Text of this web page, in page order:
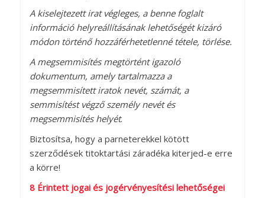
A kiselejtezett irat végleges, a benne foglalt
információ helyreállításának lehetőségét kizáró
módon történő hozzáférhetetlenné tétele, törlése.
A megsemmisítés megtörtént igazoló
dokumentum, amely tartalmazza a
megsemmisített iratok nevét, számát, a
semmisítést végző személy nevét és
megsemmisítés helyét.
Biztosítsa, hogy a parneterekkel kötött
szerződések titoktartási záradéka kiterjed-e erre
a körre!
8 Érintett jogai és jogérvényesítési lehetőségei